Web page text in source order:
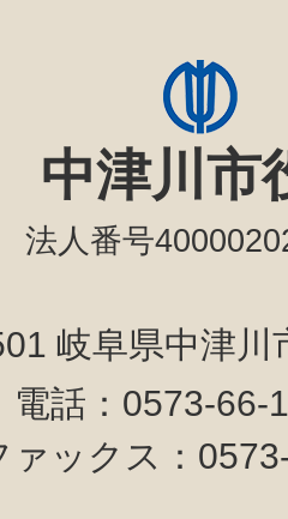
中津川市
法人番号
岐阜県中津
電話：0573-
ァックス：